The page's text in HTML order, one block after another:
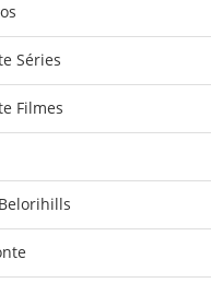
Séries
Filmes